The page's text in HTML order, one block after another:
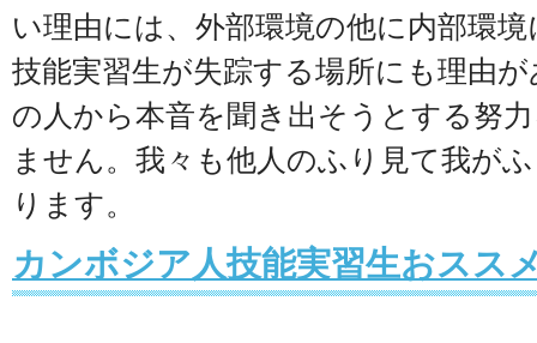
い理由には、外部環境の他に内部環
技能実習生が失踪する場所にも理由
の人から本音を聞き出そうとする努
ません。我々も他人のふり見て我が
ります。
カンボジア人技能実習生おスス